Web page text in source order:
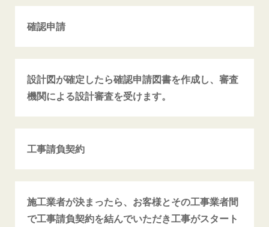
確認申請
設計図が確定したら確認申請図書を作成し、審査
機関による設計審査を受けます。
工事請負契約
施工業者が決まったら、お客様とその工事業者間
で工事請負契約を結んでいただき工事がスタート